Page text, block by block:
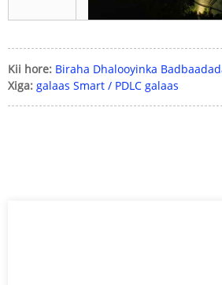
Kii hore: Biraha Dhalooyinka
Xiga: galaas Smart / PDLC galaas